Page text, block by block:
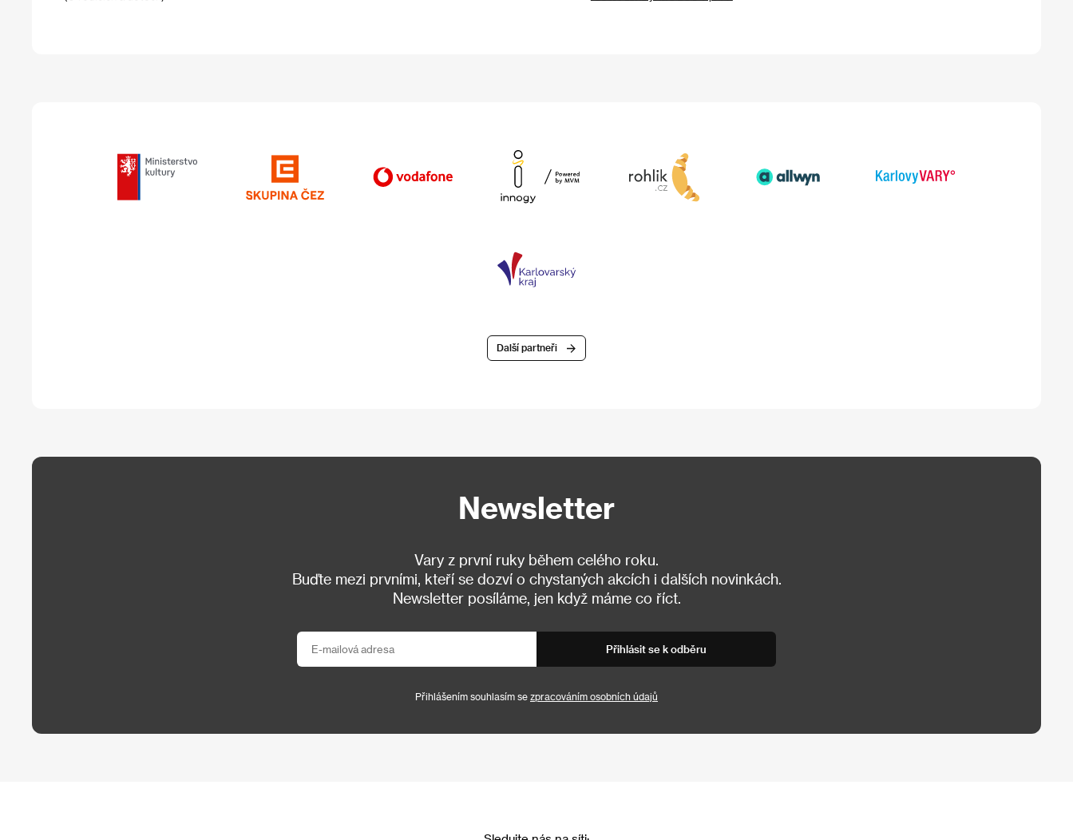
Další partneři
Newsletter
Vary z první ruky během celého roku.
Buďte mezi prvními, kteří se dozví o chystaných akcích i dalších novinkách.
Newsletter posíláme, jen když máme co říct.
Přihlásit se k odběru
Přihlášením souhlasím se zpracováním osobních údajů